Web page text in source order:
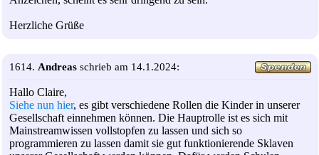
Herzliche Grüße
1614. Andreas schrieb am 14.1.2024:
Hallo Claire,
Siehe nun hier, es gibt verschiedene Rollen die Kinder in unserer
Gesellschaft einnehmen können. Die Hauptrolle ist es sich mit
Mainstreamwissen vollstopfen zu lassen und sich so
programmieren zu lassen damit sie gut funktionierende Sklaven